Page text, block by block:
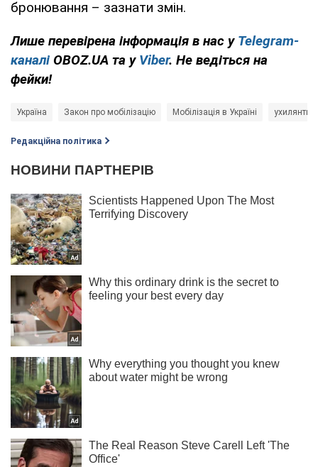
бронювання – зазнати змін.
Лише перевірена інформація в нас у Telegram-
каналі OBOZ.UA та у Viber. Не ведіться на
фейки!
Україна Закон про мобілізацію Мобілізація в Україні ухилянти
Редакційна політика